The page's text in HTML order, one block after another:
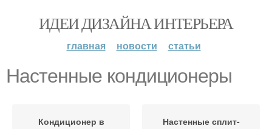
ИДЕИ ДИЗАЙНА ИНТЕРЬЕРА
главная новости статьи
Настенные кондиционеры
Кондиционер в
Настенные сплит-